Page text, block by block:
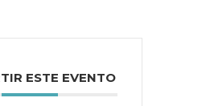
ESTE EVENTO